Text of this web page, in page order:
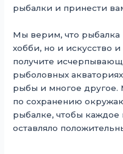
рыбалки и принести
Мы верим, что рыбалка
хобби, но и искусство
получите
рыболовных
рыбы и многое другое.
по сохранению
рыбалке, чтобы
оставляло